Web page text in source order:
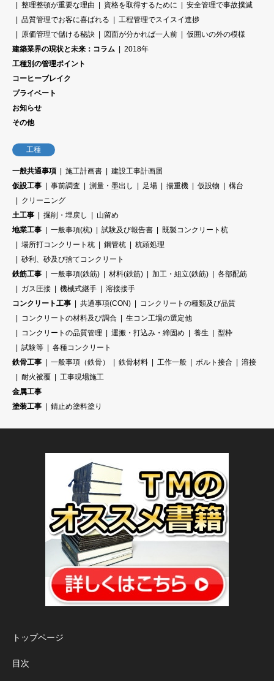
整理整頓が重要な理由
資格を取得するために
安全管理で事故撲滅
品質管理でお客に喜ばれる
工程管理でスイスイ進捗
原価管理で儲ける秘訣
図面が分かれば一人前
仮囲いの外の模様
建築業界の現状と未来：コラム
2018年
工種別の管理ポイント
コーヒーブレイク
プライベート
お知らせ
その他
工種
一般共通事項 施工計画書
建設工事計画届
仮設工事
事前調査 測量・墨出し 足場 揚重機 仮設物
構台
クリーニング
土工事
掘削・埋戻し
山留め
地業工事
一般事項(杭) 試験及び報告書
既製コンクリート杭
場所打コンクリート杭
鋼管杭
杭頭処理
砂利、砂及び捨てコンクリート
鉄筋工事
一般事項(鉄筋) 材料(鉄筋) 加工・組立(鉄筋)
各部配筋
ガス圧接
機械式継手
溶接接手
コンクリート工事
共通事項(CON)
コンクリートの種類及び品質
コンクリートの材料及び調合
生コン工場の選定他
コンクリートの品質管理
運搬・打込み・締固め 養生
型枠
試験等
各種コンクリート
鉄骨工事
一般事項（鉄骨） 鉄骨材料 工作一般 ボルト接合
溶接
耐火被覆
工事現場施工
金属工事
塗装工事
錆止め塗料塗り
トップページ
目次